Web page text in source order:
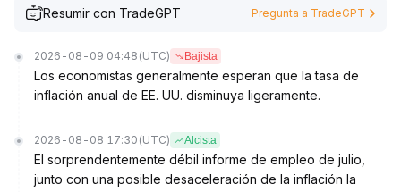
Resumir con TradeGPT Pregunta a TradeGPT
2026-08-09 04:48 (UTC) Bajista
Los economistas generalmente esperan que la tasa de
inflación anual de EE. UU. disminuya ligeramente.
2026-08-08 17:30 (UTC) Alcista
El sorprendentemente débil informe de empleo de julio,
junto con una posible desaceleración de la inflación la